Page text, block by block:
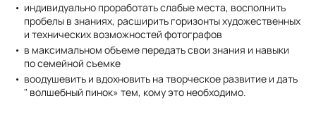
индивидуально проработать слабые места, восполнить
пробелы в знаниях, расширить горизонты художественных
и технических возможностей фотографов
в максимальном объеме передать свои знания и навыки
по семейной съемке
воодушевить и вдохновить на творческое развитие и дать
" волшебный пинок» тем, кому это необходимо.